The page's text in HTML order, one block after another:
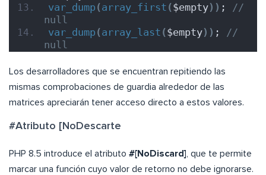
var_dump (array_first ($empty)) ; //
null
var_dump (array_last ($empty)) ; //
null
Los desarrolladores que se encuentran repitiendo las
mismas comprobaciones de guardia alrededor de las
matrices apreciarán tener acceso directo a estos valores.
#Atributo [NoDescarte
PHP 8.5 introduce el atributo #[NoDiscard], que te permite
marcar una función cuyo valor de retorno no debe ignorarse.